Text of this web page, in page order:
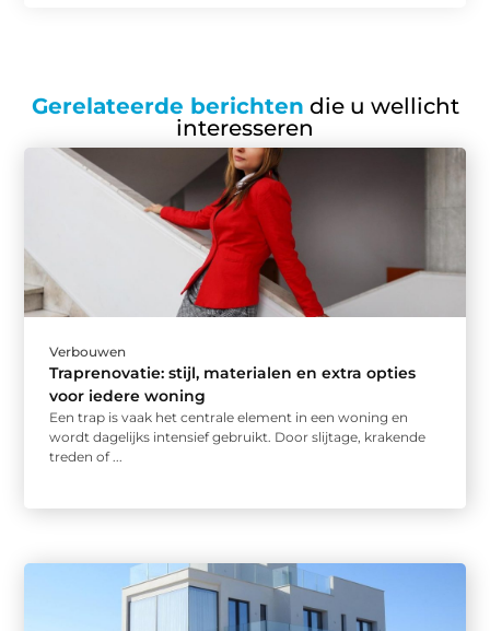
Gerelateerde berichten die u wellicht
interesseren
Verbouwen
Traprenovatie: stijl, materialen en extra opties
voor iedere woning
Een trap is vaak het centrale element in een woning en
wordt dagelijks intensief gebruikt. Door slijtage, krakende
treden of ...